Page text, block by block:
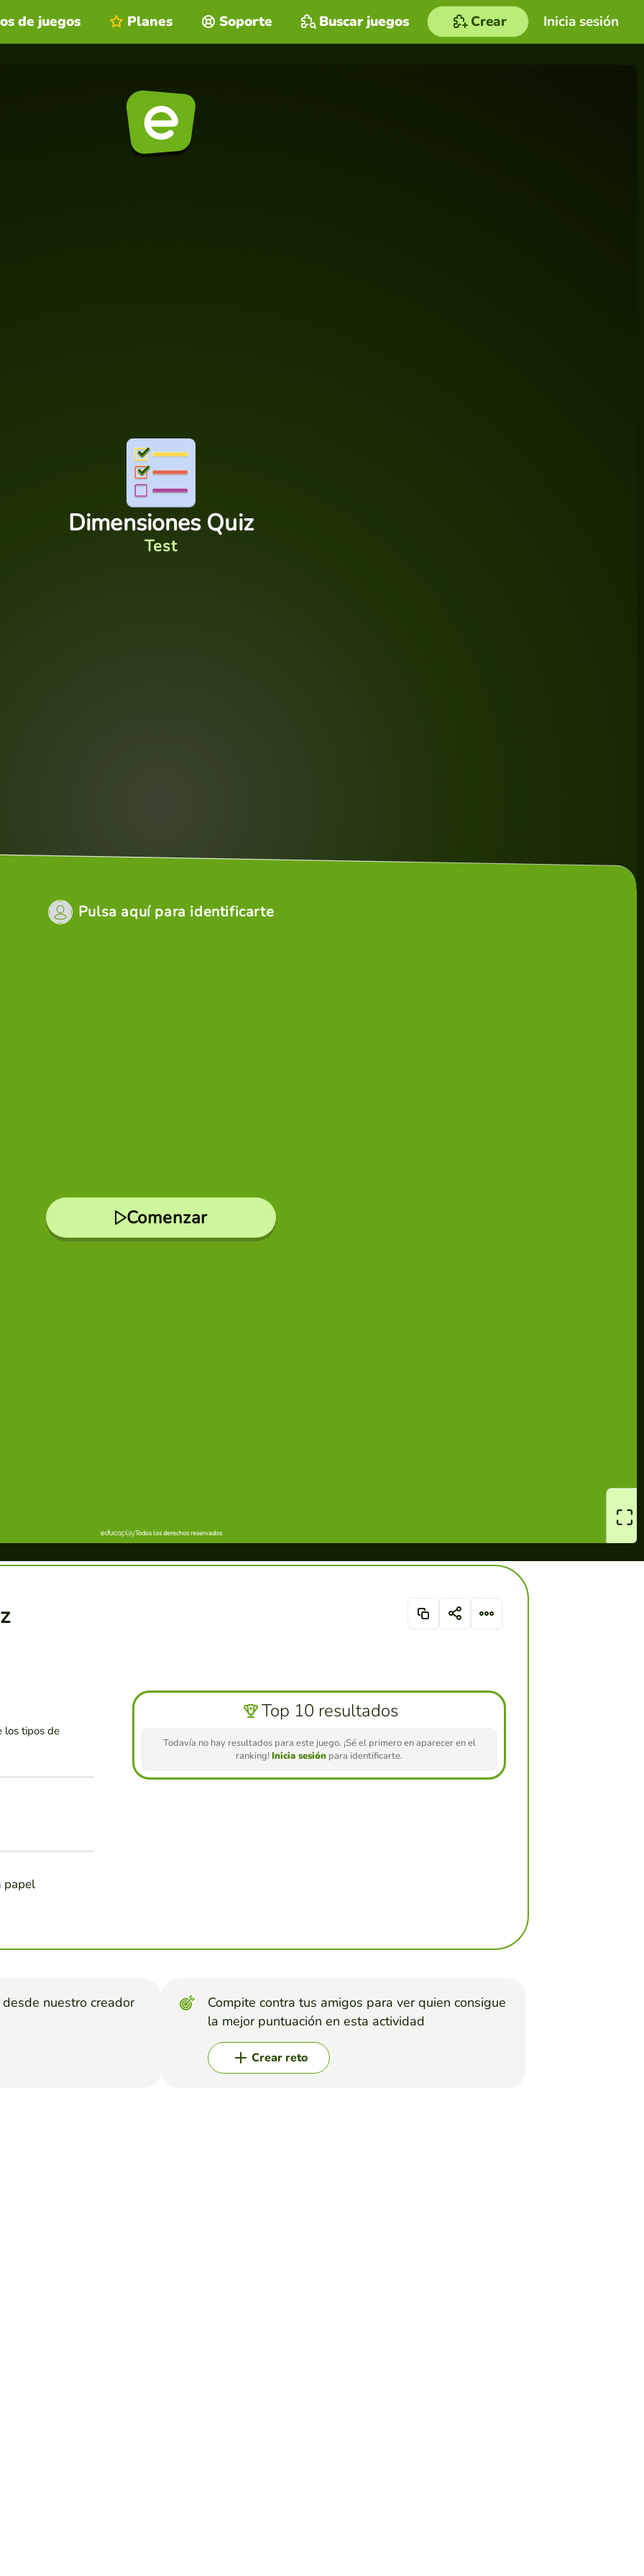
Inicia sesión
de juegos Planes Soporte Buscar juegos Crear
los tipos de
papel
Top 10 resultados
Todavía no hay resultados para este juego. ¡Sé el primero en aparecer en el
ranking! Inicia sesión para identificarte.
nuestro creador
Compite contra tus amigos para ver quien consigue
la mejor puntuación en esta actividad
Crear reto